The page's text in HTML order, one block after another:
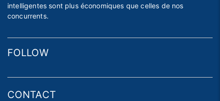
intelligentes sont plus économiques que celles de nos
concurrents.
FOLLOW
CONTACT